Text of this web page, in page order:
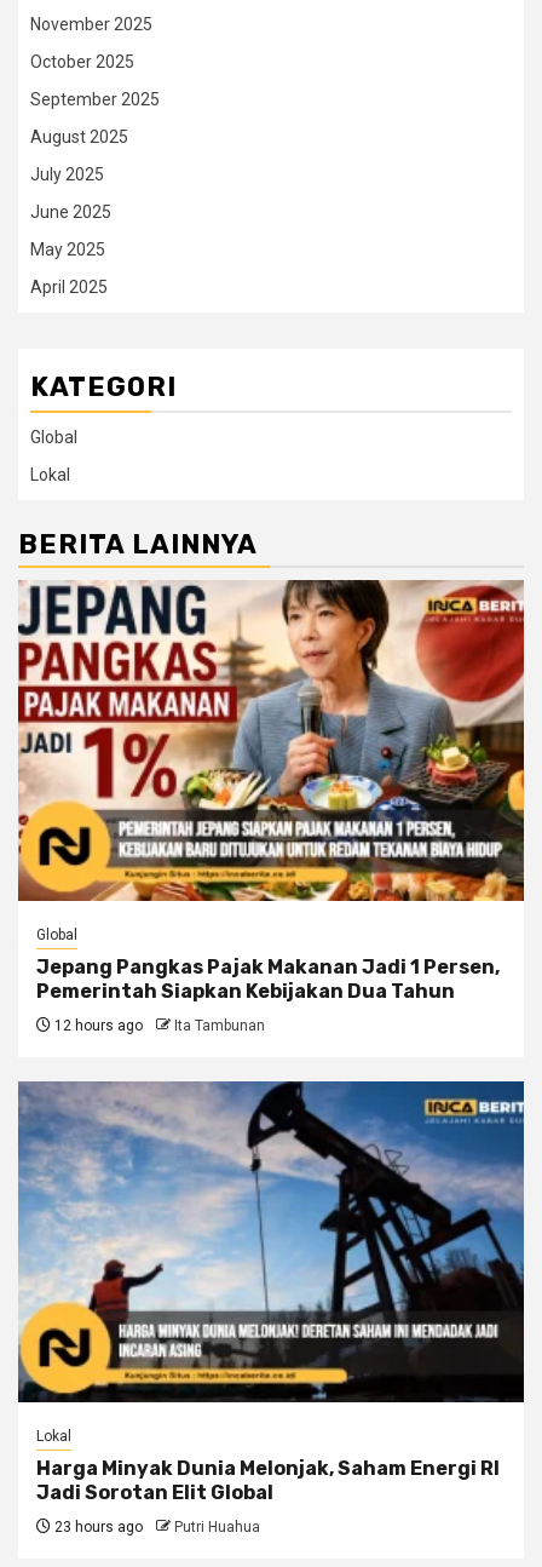
November 2025
October 2025
September 2025
August 2025
July 2025
June 2025
May 2025
April 2025
KATEGORI
Global
Lokal
BERITA LAINNYA
Global
Jepang Pangkas Pajak Makanan Jadi 1 Persen,
Pemerintah Siapkan Kebijakan Dua Tahun
12 hours ago Ita Tambunan
Lokal
Harga Minyak Dunia Melonjak, Saham Energi RI
Jadi Sorotan Elit Global
23 hours ago Putri Huahua